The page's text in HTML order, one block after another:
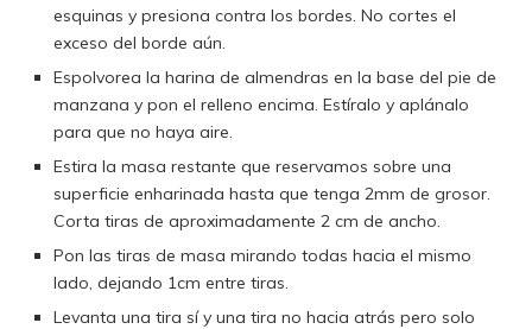
esquinas y presiona contra los bordes. No cortes el
exceso del borde aún.
Espolvorea la harina de almendras en la base del pie de
manzana y pon el relleno encima. Estíralo y aplánalo
para que no haya aire.
Estira la masa restante que reservamos sobre una
superficie enharinada hasta que tenga 2mm de grosor.
Corta tiras de aproximadamente 2 cm de ancho.
Pon las tiras de masa mirando todas hacia el mismo
lado, dejando 1cm entre tiras.
Levanta una tira sí y una tira no hacia atrás pero solo